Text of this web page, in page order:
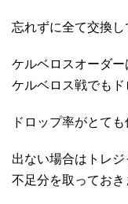
忘れずに全て交換し
ケルベロスオーダ
ケルベロス戦でも
ドロップ率がとて
出ない場合はトレ
不足分を取っておき